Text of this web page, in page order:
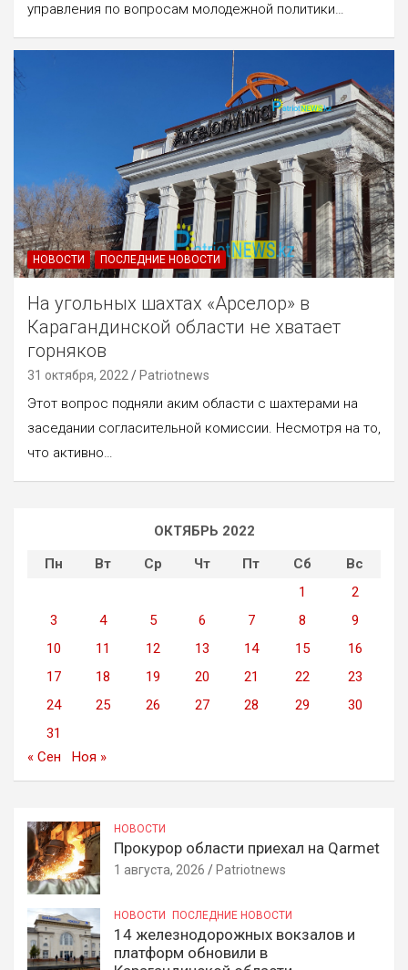
управления по вопросам молодежной политики…
НОВОСТИ ПОСЛЕДНИЕ НОВОСТИ
На угольных шахтах «Арселор» в
Карагандинской области не хватает
горняков
31 октября, 2022 Patriotnews
Этот вопрос подняли аким области с шахтерами на
заседании согласительной комиссии. Несмотря на то,
что активно…
ОКТЯБРЬ 2022
Пн
Вт Ср Чт Пт Сб
Вс
1
2
3
4 5 6 7 8
9
10
11 12 13 14 15
16
17
18 19 20 21 22
23
24
25 26 27 28 29
30
31
« Сен
Ноя »
НОВОСТИ
Прокурор области приехал на Qarmet
1 августа, 2026 Patriotnews
НОВОСТИ ПОСЛЕДНИЕ НОВОСТИ
14 железнодорожных вокзалов и
платформ обновили в